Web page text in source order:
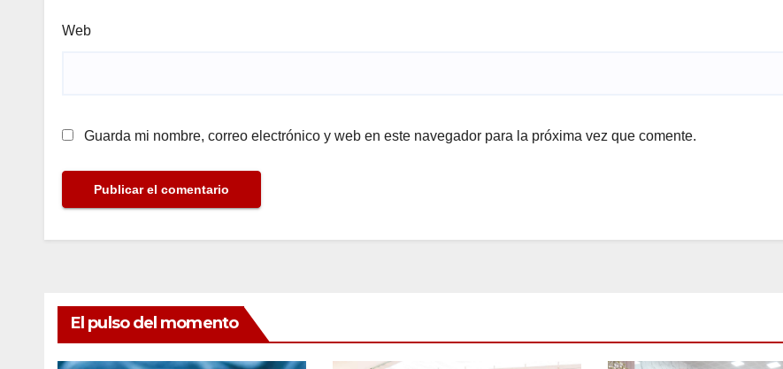
Web
Guarda mi nombre, correo electrónico y web en este navegador para la próxima vez que comente.
El pulso del momento